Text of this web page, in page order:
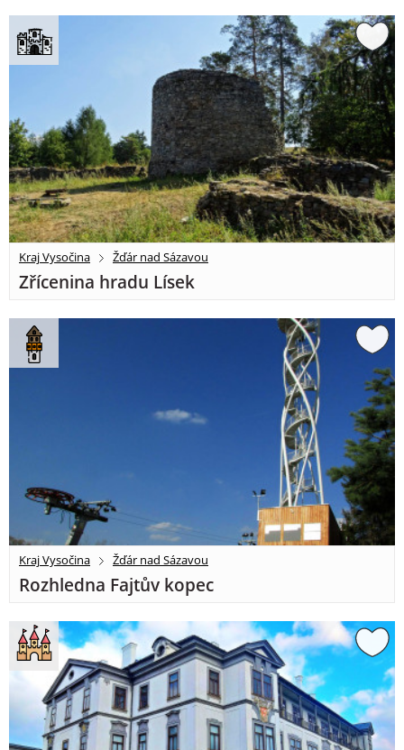
Kraj Vysočina Žďár nad Sázavou
Zřícenina hradu Lísek
Kraj Vysočina Žďár nad Sázavou
Rozhledna Fajtův kopec